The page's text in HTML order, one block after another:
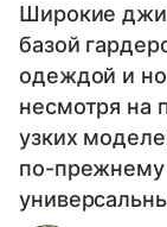
Широкие
базой
одеждой и
несмотря на
узких
по-прежнему